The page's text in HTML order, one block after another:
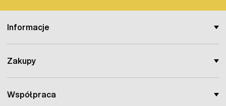
Informacje
Zakupy
Współpraca